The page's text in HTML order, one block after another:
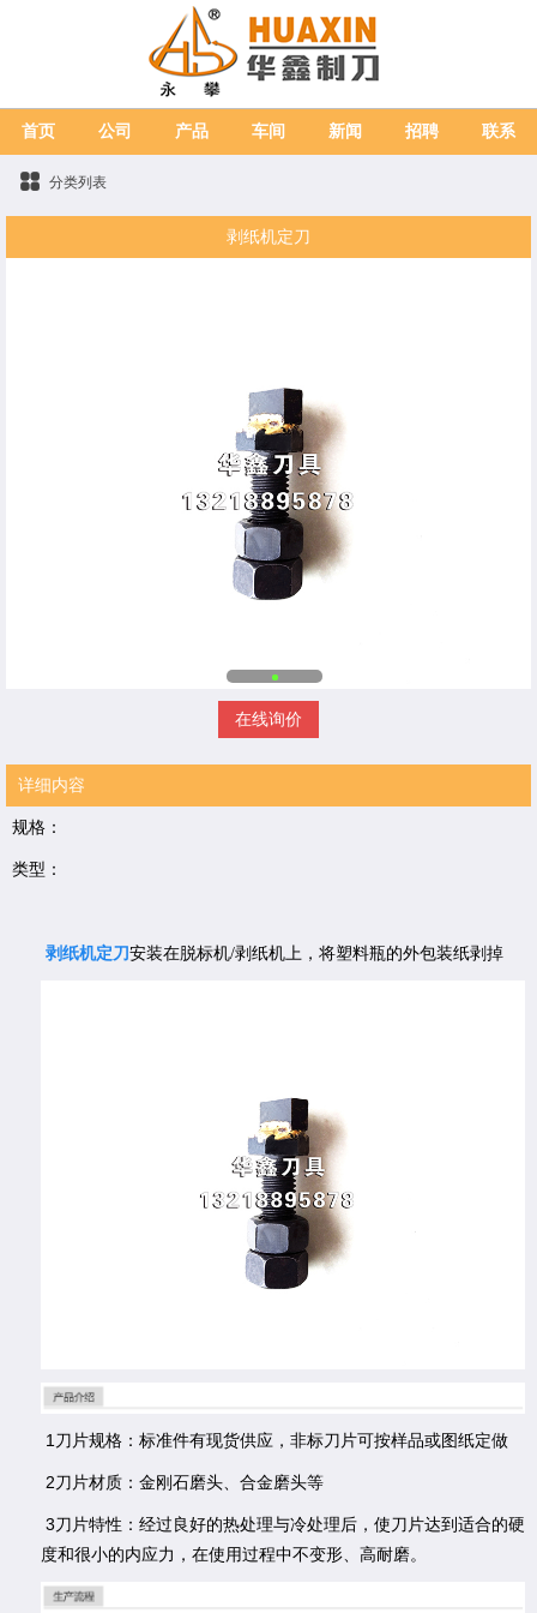
首页 公司 产品 车间 新闻 招聘 联系
分类列表
剥纸机定刀
在线询价
详细内容
规格：
类型：
剥纸机定刀安装在脱标机/剥纸机上，将塑料瓶的外包装纸剥掉
1刀片规格：标准件有现货供应，非标刀片可按样品或图纸定做
2刀片材质：金刚石磨头、合金磨头等
3刀片特性：经过良好的热处理与冷处理后，使刀片达到适合的硬
度和很小的内应力，在使用过程中不变形、高耐磨。